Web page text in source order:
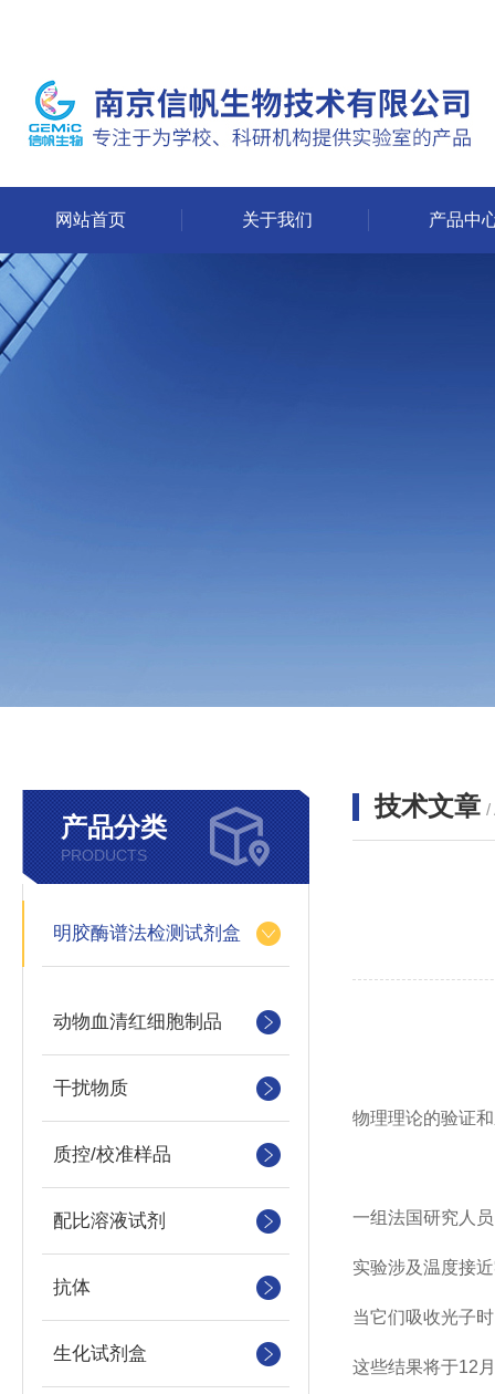
网站首页 关于我们 产品中
产品分类
PRODUCTS
明胶酶谱法检测试剂盒
动物血清红细胞制品
干扰物质
质控/校准样品
配比溶液试剂
抗体
生化试剂盒
技术文章 /
物理理论的验证
一组法国研究人
实验涉及温度接
当它们吸收光子
这些结果将于12